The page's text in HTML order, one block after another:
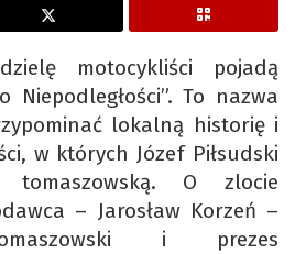
motocykliści pojadą
Niepodległości”. To nazwa
lokalną historię i
w których Józef Piłsudski
tomaszowską. O zlocie
– Jarosław Korzeń –
i prezes